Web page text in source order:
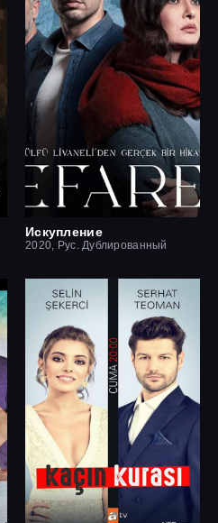
Искупление
2020, Рус. Дублированный